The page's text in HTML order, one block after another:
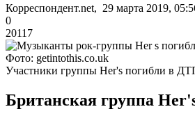
Корреспондент.net, 29 марта 2019,
0
20117
Фото: getintothis.co.uk
Участники группы Her's погибли в
Британская группа